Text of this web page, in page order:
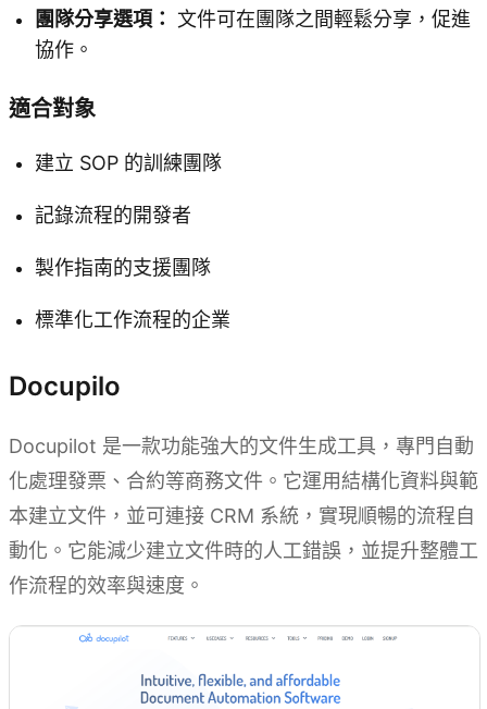
團隊分享選項： 文件可在團隊之間輕鬆分享，促進
協作。
適合對象
建立 SOP 的訓練團隊
記錄流程的開發者
製作指南的支援團隊
標準化工作流程的企業
Docupilo
Docupilot 是一款功能強大的文件生成工具，專門自動
化處理發票、合約等商務文件。它運用結構化資料與範
本建立文件，並可連接 CRM 系統，實現順暢的流程自
動化。它能減少建立文件時的人工錯誤，並提升整體工
作流程的效率與速度。